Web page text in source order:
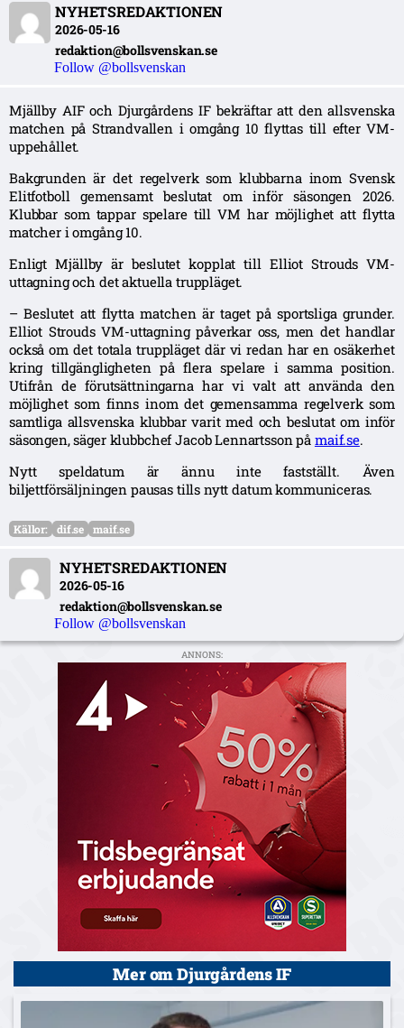
NYHETSREDAKTIONEN
2026-05-16
redaktion@bollsvenskan.se
Follow @bollsvenskan
Mjällby AIF och Djurgårdens IF bekräftar att den allsvenska
matchen på Strandvallen i omgång 10 flyttas till efter VM-
uppehållet.
Bakgrunden är det regelverk som klubbarna inom Svensk
Elitfotboll gemensamt beslutat om inför säsongen 2026.
Klubbar som tappar spelare till VM har möjlighet att flytta
matcher i omgång 10.
Enligt Mjällby är beslutet kopplat till Elliot Strouds VM-
uttagning och det aktuella truppläget.
– Beslutet att flytta matchen är taget på sportsliga grunder.
Elliot Strouds VM-uttagning påverkar oss, men det handlar
också om det totala truppläget där vi redan har en osäkerhet
kring tillgängligheten på flera spelare i samma position.
Utifrån de förutsättningarna har vi valt att använda den
möjlighet som finns inom det gemensamma regelverk som
samtliga allsvenska klubbar varit med och beslutat om inför
säsongen, säger klubbchef Jacob Lennartsson på maif.se.
Nytt speldatum är ännu inte fastställt. Även
biljettförsäljningen pausas tills nytt datum kommuniceras.
Källor: dif.se maif.se
NYHETSREDAKTIONEN
2026-05-16
redaktion@bollsvenskan.se
Follow @bollsvenskan
ANNONS:
Mer om Djurgårdens IF